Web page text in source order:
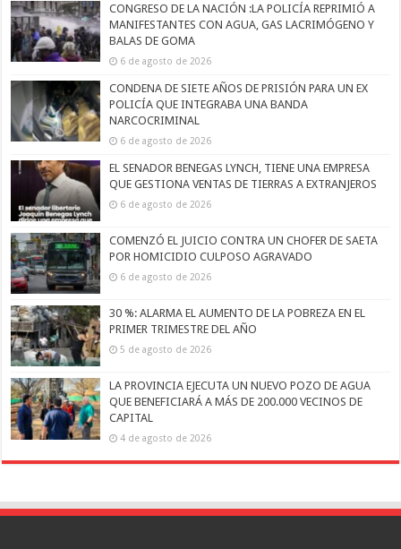
CONGRESO DE LA NACIÓN :LA POLICÍA REPRIMIÓ A
MANIFESTANTES CON AGUA, GAS LACRIMÓGENO Y
BALAS DE GOMA
6 de agosto de 2026
CONDENA DE SIETE AÑOS DE PRISIÓN PARA UN EX
POLICÍA QUE INTEGRABA UNA BANDA
NARCOCRIMINAL
6 de agosto de 2026
EL SENADOR BENEGAS LYNCH, TIENE UNA EMPRESA
QUE GESTIONA VENTAS DE TIERRAS A EXTRANJEROS
6 de agosto de 2026
COMENZÓ EL JUICIO CONTRA UN CHOFER DE SAETA
POR HOMICIDIO CULPOSO AGRAVADO
6 de agosto de 2026
30 %: ALARMA EL AUMENTO DE LA POBREZA EN EL
PRIMER TRIMESTRE DEL AÑO
5 de agosto de 2026
LA PROVINCIA EJECUTA UN NUEVO POZO DE AGUA
QUE BENEFICIARÁ A MÁS DE 200.000 VECINOS DE
CAPITAL
4 de agosto de 2026